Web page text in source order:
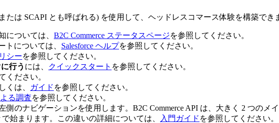
または SCAPI とも呼ばれる) を使用して、ヘッドレスコマース体験を構築でき
については、 B2C Commerce ステータスページを参照してください。
トについては、 Salesforce ヘルプを参照してください。
シーを参照してください。
行う には、 クイックスタート を参照してください。
ください。
くは、 ガイド を参照してください。
る調査を参照してください。
側のナビゲーションを使用します。B2C Commerce API は、大きく 2 つのメ
で始まります。この違いの詳細については、 入門ガイド を参照してください。